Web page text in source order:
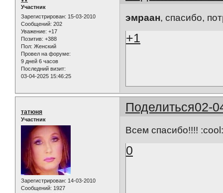
Участник
Зарегистрирован: 15-03-2010
Сообщений: 202
Уважение: +17
Позитив: +388
Пол: Женский
Провел на форуме:
9 дней 6 часов
Последний визит:
03-04-2025 15:46:25
эмраан, спасибо,
+1
Поделиться02-
татюня
Участник
Зарегистрирован: 14-03-2010
Сообщений: 1927
Всем спасибо!!!!
0